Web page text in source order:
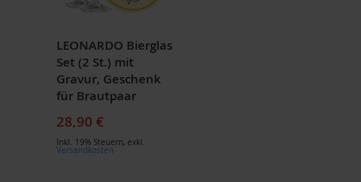
LEONARDO Bierglas
Set (2 St.) mit
Gravur, Geschenk
für Brautpaar
28,90 €
Inkl. 19% Steuern, exkl.
Versandkosten